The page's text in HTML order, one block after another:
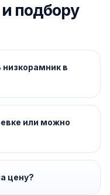
подбору
в
или можно
цену?